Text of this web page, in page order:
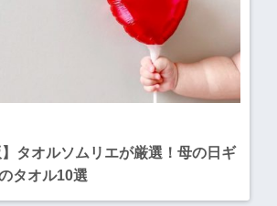
】タオルソムリエが厳選！母の日ギ
タオル10選